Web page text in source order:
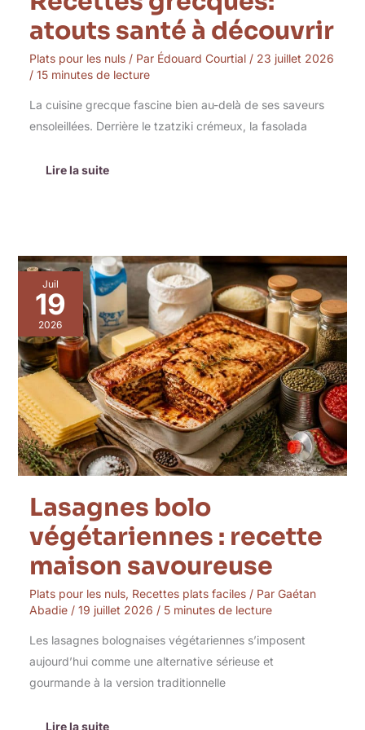
atouts santé à découvrir
Plats pour les nuls/ Par Édouard Courtial / 23 juillet 2026
/ 15 minutes de lecture
La cuisine grecque fascine bien au-delà de ses saveurs
ensoleillées. Derrière le tzatziki crémeux, la fasolada
Lire la suite
Juil
19
2026
Lasagnes bolo
végétariennes : recette
maison savoureuse
Plats pour les nuls, Recettes plats faciles/ Par Gaétan
Abadie / 19 juillet 2026 / 5 minutes de lecture
Les lasagnes bolognaises végétariennes s’imposent
aujourd’hui comme une alternative sérieuse et
gourmande à la version traditionnelle
Lasagnes
bolo
végétariennes
:
recette
maison
savoureuse
Lire la suite